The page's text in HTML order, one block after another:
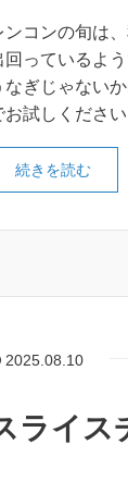
ンコンの旬は
回っているよう
なぎじゃない
お試しください
続きを読む
2025.08.10
ライス